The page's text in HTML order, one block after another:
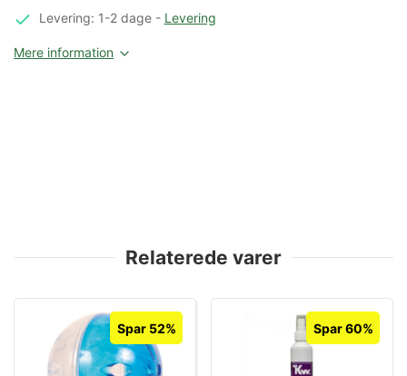
Levering: 1-2 dage- Levering
Mere information
Relaterede varer
Spar 52% Spar 60%